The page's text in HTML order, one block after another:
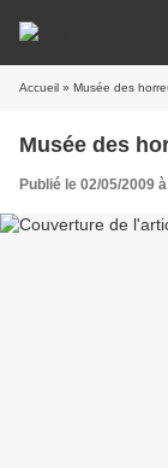
Accueil » Musée des
Musée des
Publié le 02/05/2009